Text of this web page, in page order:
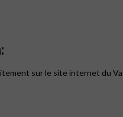
sur le site internet du